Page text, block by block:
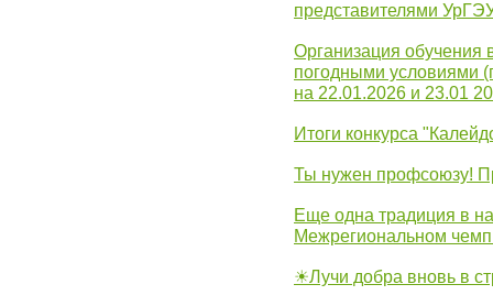
представителями
Организация обучения
погодными условиями
на 22.01.2026 и 23.01
Итоги конкурса
Ты нужен профсоюзу!
Еще одна традиция в
Межрегиональном
☀Лучи добра вновь в